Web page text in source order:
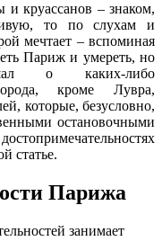
круассанов – знаком,
то по слухам и
мечтает – вспоминая
Париж и умереть, но
о каких-либо
кроме Лувра,
которые, безусловно,
остановочными
статье.
Парижа
занимает